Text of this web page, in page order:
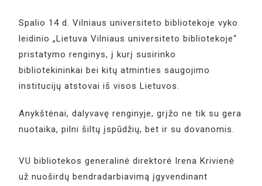
Spalio 14 d. Vilniaus universiteto bibliotekoje vyko
leidinio „Lietuva Vilniaus universiteto bibliotekoje“
pristatymo renginys, į kurį susirinko
bibliotekininkai bei kitų atminties saugojimo
institucijų atstovai iš visos Lietuvos.
Anykštėnai, dalyvavę renginyje, grįžo ne tik su gera
nuotaika, pilni šiltų įspūdžių, bet ir su dovanomis.
VU bibliotekos generalinė direktorė Irena Krivienė
už nuoširdų bendradarbiavimą įgyvendinant